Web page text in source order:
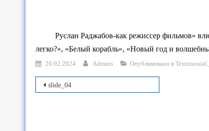
Руслан Раджабов-как режиссер фильмов»
легко?», «Белый корабль», «Новый год и
20.02.2024 Admins Опубликовано в
Навигация
slide_04